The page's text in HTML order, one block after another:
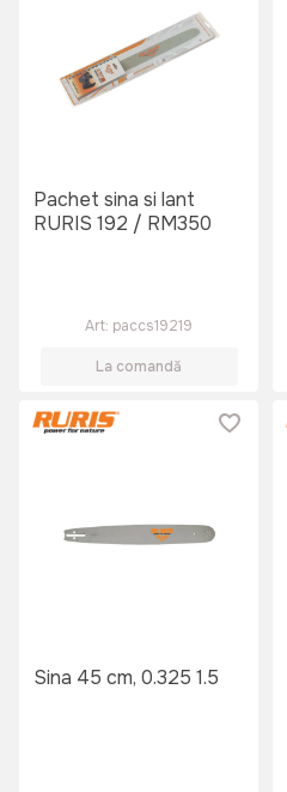
Pachet sina si lant
RURIS 192 / RM350
Art: paccs19219
La comandă
Sina 45 cm, 0.325 1.5